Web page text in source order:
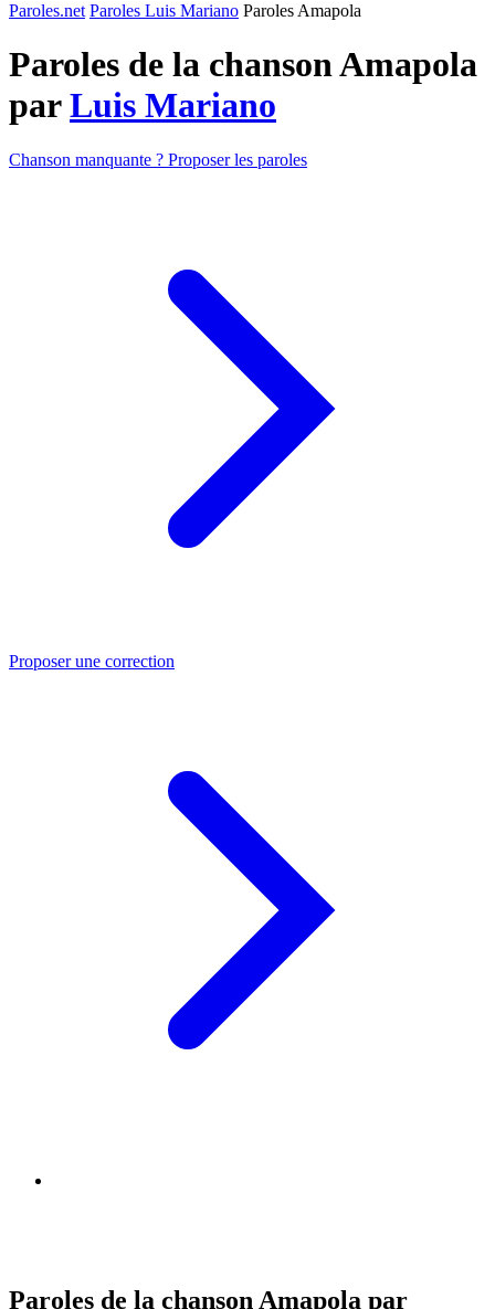
Paroles.net Paroles Luis Mariano Paroles Amapola
Paroles de la chanson Amapola
parLuis Mariano
Chanson manquante ? Proposer les paroles
Proposer une correction
Paroles de la chanson Amapola par